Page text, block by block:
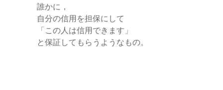
誰かに，
自分の信用を担保にして
「この人は信用できます」
と保証してもらうようなもの。